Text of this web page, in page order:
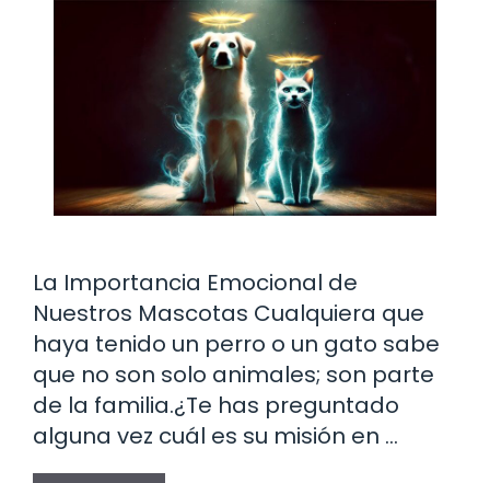
La Importancia Emocional de
Nuestros Mascotas Cualquiera que
haya tenido un perro o un gato sabe
que no son solo animales; son parte
de la familia.¿Te has preguntado
alguna vez cuál es su misión en …